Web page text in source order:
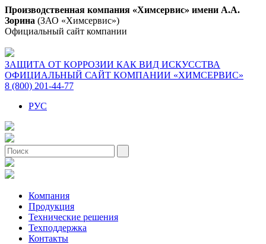
Производственная компания «Химсервис» имени А.А.
Зорина (ЗАО «Химсервис»)
Официальный сайт компании
ЗАЩИТА ОТ КОРРОЗИИ КАК ВИД ИСКУССТВА
ОФИЦИАЛЬНЫЙ САЙТ КОМПАНИИ «ХИМСЕРВИС»
8 (800) 201-44-77
РУС
Компания
Продукция
Технические решения
Техподдержка
Контакты